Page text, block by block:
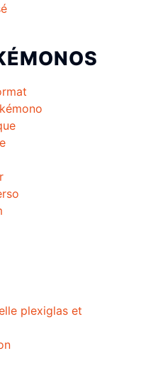
plexiglas et